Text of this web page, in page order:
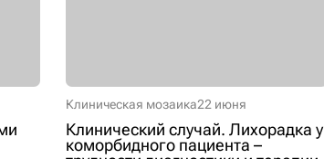
Клиническая мозаика22 июня
Клинический случай. Лихорадка у
коморбидного пациента –